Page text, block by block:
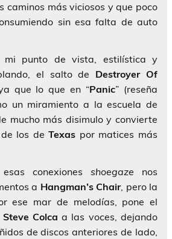
caminos más viciosos y que poco
sin esa falta de auto
mi punto de vista, estilística y
el salto de Destroyer Of
que lo que en “Panic” (reseña
un miramiento a la escuela de
mucho más disimulo y convierte
de los deTexas por matices más
conexiones shoegaze nos
a Hangman’s Chair, pero la
ese mar de melodías, pone el
Steve Colca a las voces, dejando
de discos anteriores de lado,